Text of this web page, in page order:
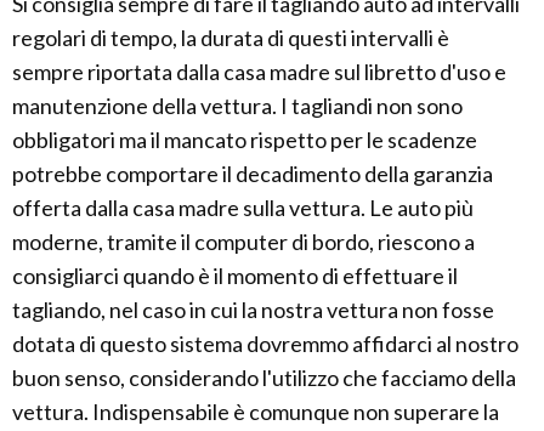
regolari di tempo, la durata di questi intervalli è
sempre riportata dalla casa madre sul libretto d'uso e
manutenzione della vettura. I tagliandi non sono
obbligatori ma il mancato rispetto per le scadenze
potrebbe comportare il decadimento della garanzia
offerta dalla casa madre sulla vettura. Le auto più
moderne, tramite il computer di bordo, riescono a
consigliarci quando è il momento di effettuare il
tagliando, nel caso in cui la nostra vettura non fosse
dotata di questo sistema dovremmo affidarci al nostro
buon senso, considerando l'utilizzo che facciamo della
vettura. Indispensabile è comunque non superare la